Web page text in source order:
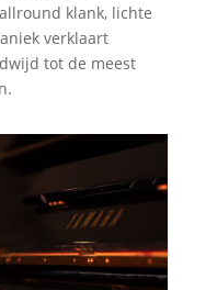
klank, lichte
verklaart
tot de meest